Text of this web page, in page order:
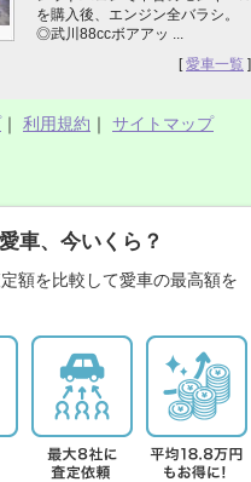
を購入後、エンジン全バラシ。
◎武川88ccボアアッ ...
[愛車一覧 ]
｜ 利用規約 ｜ サイトマップ
車、今いくら？
額を比較して愛車の最高額を